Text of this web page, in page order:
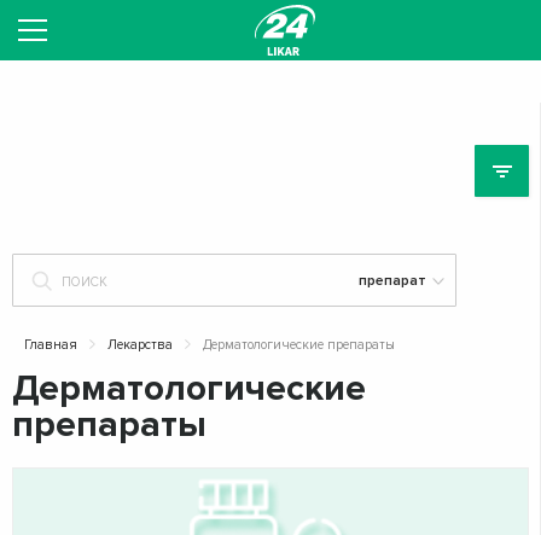
Главная Лекарства Дерматологические препараты
Дерматологические
препараты